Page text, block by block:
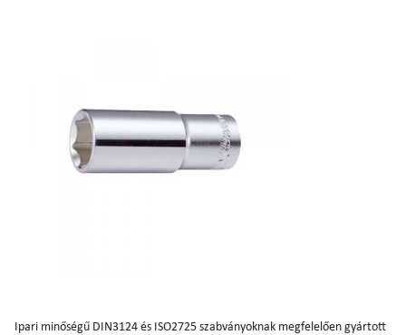
Ipari minőségű DIN3124 és ISO2725 szabványoknak megfelelően gyártott